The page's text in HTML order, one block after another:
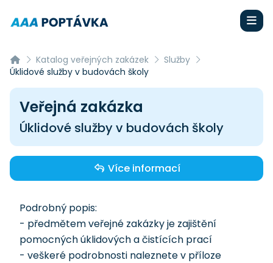
Katalog veřejných zakázek
Služby
Úklidové služby v budovách školy
Veřejná zakázka
Úklidové služby v budovách školy
Více informací
Podrobný popis:
- předmětem veřejné zakázky je zajištění
pomocných úklidových a čistících prací
- veškeré podrobnosti naleznete v příloze